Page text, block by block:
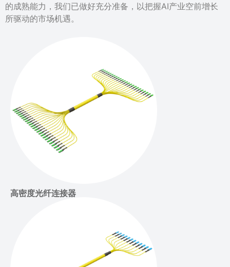
的成熟能力，我们已做好充分准备，以把握AI产业空前增长
所驱动的市场机遇。
高密度光纤连接器